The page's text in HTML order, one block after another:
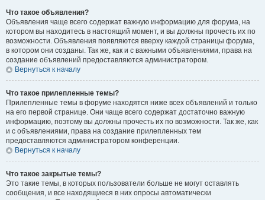
Что такое объявления?
Объявления чаще всего содержат важную информацию для форума, на
котором вы находитесь в настоящий момент, и вы должны прочесть их по
возможности. Объявления появляются вверху каждой страницы форума,
в котором они созданы. Так же, как и с важными объявлениями, права на
создание объявлений предоставляются администратором.
Вернуться к началу
Что такое прилепленные темы?
Прилепленные темы в форуме находятся ниже всех объявлений и только
на его первой странице. Они чаще всего содержат достаточно важную
информацию, поэтому вы должны прочесть их по возможности. Так же, как
и с объявлениями, права на создание прилепленных тем
предоставляются администратором конференции.
Вернуться к началу
Что такое закрытые темы?
Это такие темы, в которых пользователи больше не могут оставлять
сообщения, и все находящиеся в них опросы автоматически